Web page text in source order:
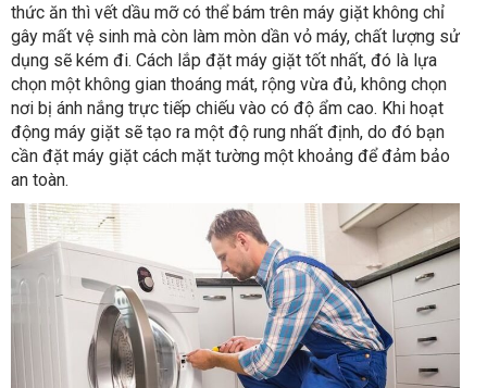
thức ăn thì vết dầu mỡ có thể bám trên máy giặt không chỉ
gây mất vệ sinh mà còn làm mòn dần vỏ máy, chất lượng sử
dụng sẽ kém đi. Cách lắp đặt máy giặt tốt nhất, đó là lựa
chọn một không gian thoáng mát, rộng vừa đủ, không chọn
nơi bị ánh nắng trực tiếp chiếu vào có độ ẩm cao. Khi hoạt
động máy giặt sẽ tạo ra một độ rung nhất định, do đó bạn
cần đặt máy giặt cách mặt tường một khoảng để đảm bảo
an toàn.